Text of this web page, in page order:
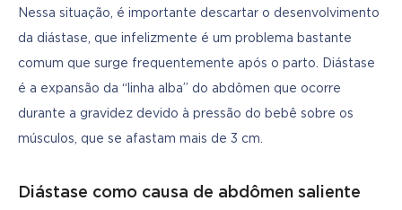
Nessa situação, é importante descartar o desenvolvimento
da diástase, que infelizmente é um problema bastante
comum que surge frequentemente após o parto. Diástase
é a expansão da “linha alba” do abdômen que ocorre
durante a gravidez devido à pressão do bebê sobre os
músculos, que se afastam mais de 3 cm.
Diástase como causa de abdômen saliente